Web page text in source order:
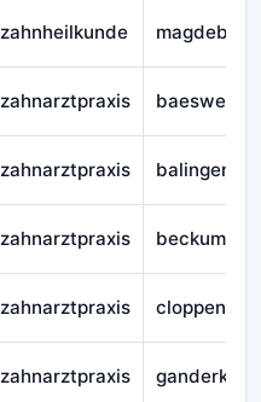
zahnheilkunde magdeburg
zahnarztpraxis baesweiler
zahnarztpraxis balingen
zahnarztpraxis beckum
zahnarztpraxis
zahnarztpraxis